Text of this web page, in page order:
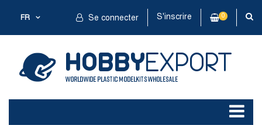
FR Se connecter S'inscrire 0